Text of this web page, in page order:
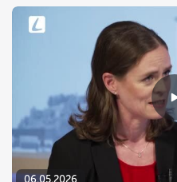
06.05.2026